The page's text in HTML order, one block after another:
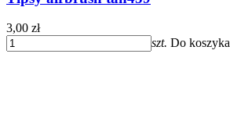
3,00 zł
szt. Do koszyka